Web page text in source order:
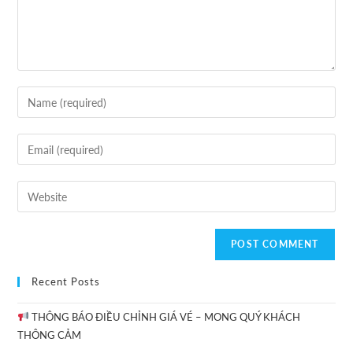
Recent Posts
THÔNG BÁO ĐIỀU CHỈNH GIÁ VÉ – MONG QUÝ KHÁCH
THÔNG CẢM